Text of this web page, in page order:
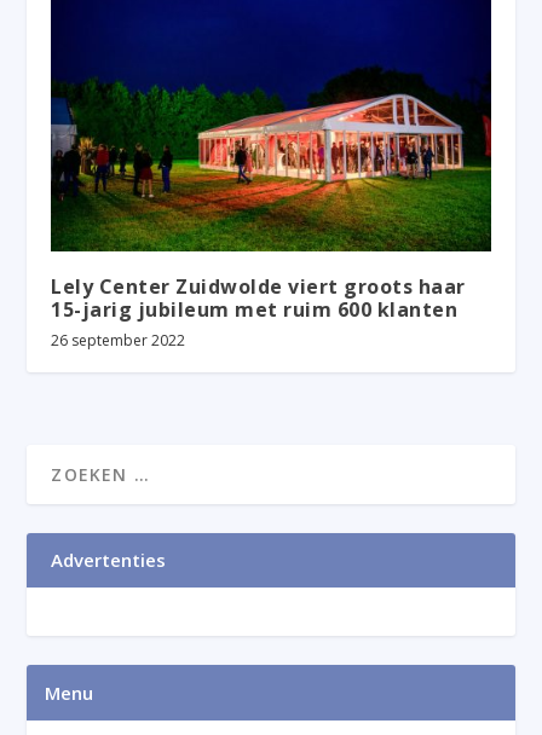
Lely Center Zuidwolde viert groots haar
15-jarig jubileum met ruim 600 klanten
26 september 2022
Advertenties
Menu